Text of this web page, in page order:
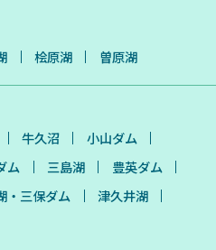
桧原湖 曽原湖
牛久沼
小山ダム
ム 三島湖
豊英ダム
・三保ダム
津久井湖